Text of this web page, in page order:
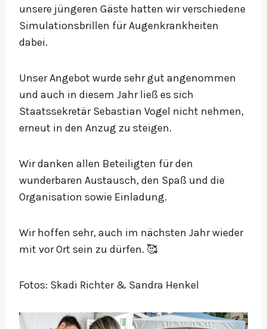
unsere jüngeren Gäste hatten wir verschiedene
Simulationsbrillen für Augenkrankheiten
dabei.
Unser Angebot wurde sehr gut angenommen
und auch in diesem Jahr ließ es sich
Staatssekretär Sebastian Vogel nicht nehmen,
erneut in den Anzug zu steigen.
Wir danken allen Beteiligten für den
wunderbaren Austausch, den Spaß und die
Organisation sowie Einladung.
Wir hoffen sehr, auch im nächsten Jahr wieder
mit vor Ort sein zu dürfen. 🥰
Fotos: Skadi Richter & Sandra Henkel